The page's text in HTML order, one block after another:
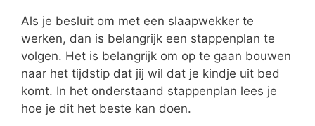
Als je besluit om met een slaapwekker te
werken, dan is belangrijk een stappenplan te
volgen. Het is belangrijk om op te gaan bouwen
naar het tijdstip dat jij wil dat je kindje uit bed
komt. In het onderstaand stappenplan lees je
hoe je dit het beste kan doen.